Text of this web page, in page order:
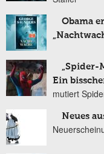
Obama
Ein
mutiert
Neues